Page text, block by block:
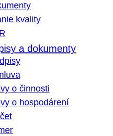
kvality
a dokumenty
o činnosti
o hospodárení